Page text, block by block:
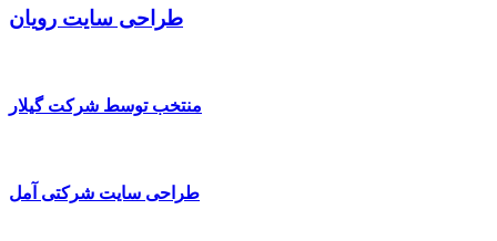
طراحی سایت رویان
منتخب توسط شرکت گیلار
طراحی سایت شرکتی آمل